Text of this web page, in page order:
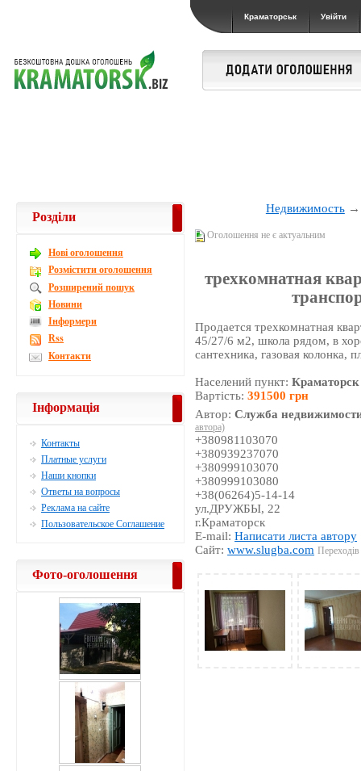
Краматорськ Увійти
Недвижимость
Оголошення не є актуальним
трехкомнатная
Продается трехкомнатная
45/27/6 м2, школа рядом, в
сантехника, газовая колонка,
Населений пункт:Краматорск
Вартість:391500 грн
Автор:Служба
автора)
+380981103070
+380939237070
+380999103070
+380999103080
+38(06264)5-14-14
ул.ДРУЖБЫ, 22
г.Краматорск
E-mail:Написати листа автору
Сайт:www.slugba.com
Розділи
Новi оголошення
Розмістити оголошення
Розширений пошук
Новини
Інформери
Rss
Контакти
Інформація
Контакты
Платные услуги
Наши кнопки
Ответы на вопросы
Реклама на сайте
Пользовательское Соглашение
Фото-оголошення